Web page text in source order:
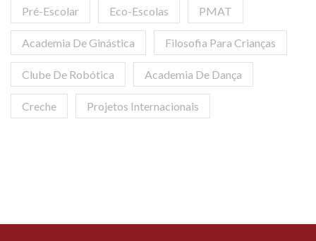
Pré-Escolar Eco-Escolas PMAT
Academia De Ginástica Filosofia Para Crianças
Clube De Robótica Academia De Dança
Creche Projetos Internacionais